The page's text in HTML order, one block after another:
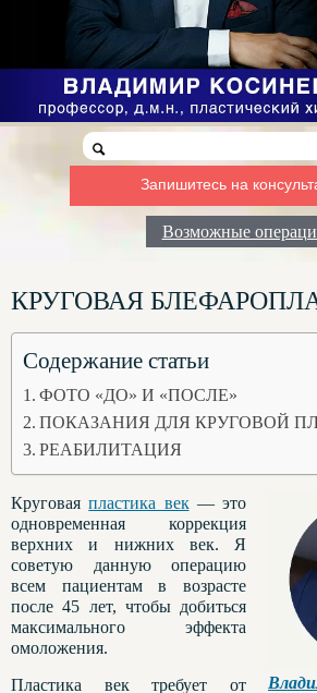
Введите ваше имя:
Ваш номер телефона для связи:
Что вас интересует:
Запишитесь на
Возможные
КРУГОВАЯ
Содержание статьи
ФОТО «ДО» И «ПОСЛЕ»
ПОКАЗАНИЯ ДЛЯ КРУГОВОЙ
РЕАБИЛИТАЦИЯ
Круговаяпластика век— это
одновременная коррекция
верхних и нижних век. Я
советую данную операцию
всем пациентам в возрасте
после 45 лет, чтобы добиться
максимального эффекта
омоложения.
Пластика век требует от